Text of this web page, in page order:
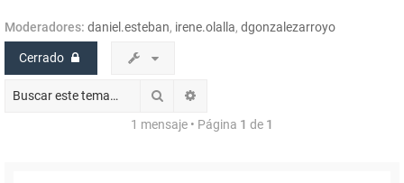
Moderadores: daniel.esteban, irene.olalla, dgonzalezarroyo
Cerrado
Buscar
1 mensaje • Página 1 de 1